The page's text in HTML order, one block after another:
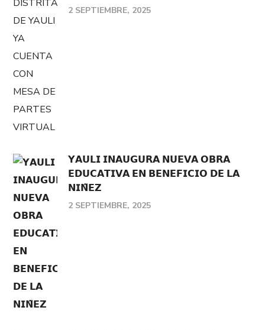
2 SEPTIEMBRE, 2025
𝗬𝗔𝗨𝗟𝗜 𝗜𝗡𝗔𝗨𝗚𝗨𝗥𝗔 𝗡𝗨𝗘𝗩𝗔 𝗢𝗕𝗥𝗔
𝗘𝗗𝗨𝗖𝗔𝗧𝗜𝗩𝗔 𝗘𝗡 𝗕𝗘𝗡𝗘𝗙𝗜𝗖𝗜𝗢 𝗗𝗘 𝗟𝗔
𝗡𝗜𝗡̃𝗘𝗭
2 SEPTIEMBRE, 2025